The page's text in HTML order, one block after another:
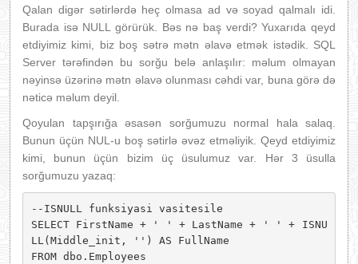
Qalan digər sətirlərdə heç olmasa ad və soyad qalmalı idi.
Burada isə NULL görürük. Bəs nə baş verdi? Yuxarıda qeyd
etdiyimiz kimi, biz boş sətrə mətn əlavə etmək istədik. SQL
Server tərəfindən bu sorğu belə anlaşılır: məlum olmayan
nəyinsə üzərinə mətn əlavə olunması cəhdi var, buna görə də
nəticə məlum deyil.
Qoyulan tapşırığa əsasən sorğumuzu normal hala salaq.
Bunun üçün NUL-u boş sətirlə əvəz etməliyik. Qeyd etdiyimiz
kimi, bunun üçün bizim üç üsulumuz var. Hər 3 üsulla
sorğumuzu yazaq:
--ISNULL funksiyasi vasitesile
SELECT FirstName + ' ' + LastName + ' ' + ISNU
LL(Middle_init, '') AS FullName
FROM dbo.Employees